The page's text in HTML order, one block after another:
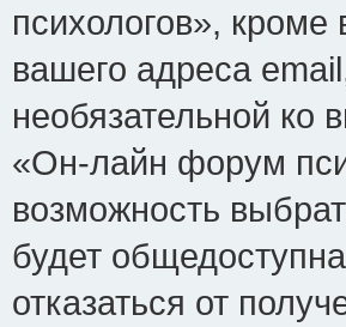
психологов»,
вашего адреса
необязательной ко
«Он-лайн форум
возможность
будет
отказаться от